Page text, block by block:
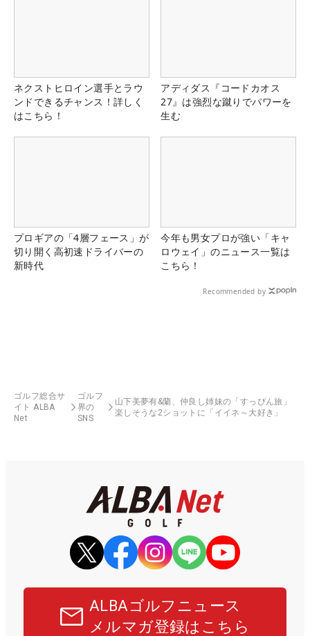
ネクストヒロイン選手とラウ
ンドできるチャンス！詳しく
はこちら！
アディダス『コードカオス
27』は強烈な蹴りでパワーを
生む
プロギアの「4層フェース」が
切り開く高初速ドライバーの
新時代
今年も男女プロが強い「キャ
ロウェイ」のニュース一覧は
こちら！
Recommended by
ゴルフ総合サ
イト ALBA
Net
ゴルフ
界の
SNS
山下美夢有&蘭、仲良し姉妹の「すっぴん旅」
楽しそうな2ショットに「イイネ～大好き」
ALBAゴルフニュース
メルマガ登録はこちら